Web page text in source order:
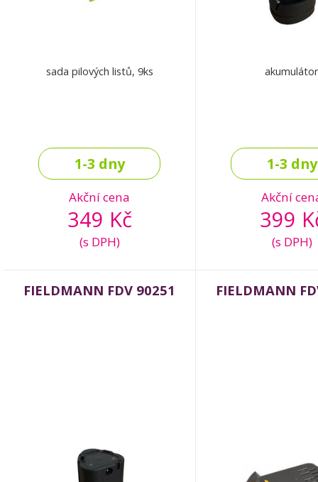
sada pilových listů, 9ks
1-3 dny
Akční cena
349 Kč
(s DPH)
akumulátor
1-3 dny
Akční
399
(s DPH)
FIELDMANN FDV 90251 FIELDMANN